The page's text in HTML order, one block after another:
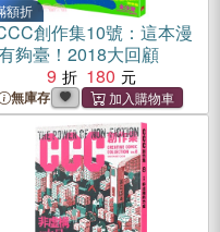
額折
創作集10號：這本漫
夠臺！2018大回顧
9
180
無庫存